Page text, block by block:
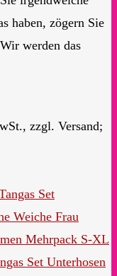
haben, zögern Sie
werden das
zzgl. Versand;
Set Unterhosen